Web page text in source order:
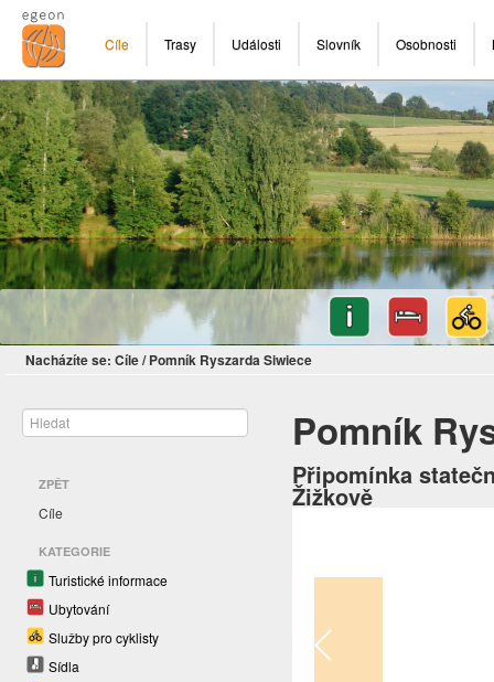
Cíle Trasy Události Slovník Osobnosti
Nacházíte se: Cíle/ Pomník Ryszarda Siwiece
ZPĚT
Cíle
KATEGORIE
Turistické informace
Ubytování
Služby pro cyklisty
Sídla
Pomník
Připomínka
Žižkově